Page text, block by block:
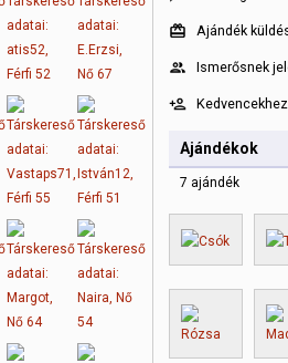
Ajándék
Ismerősnek
Ajándékok
7 ajándék